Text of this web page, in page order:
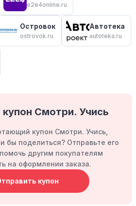
e2e4online.ru
Островок
ostrovok.ru
Автотека
autoteka.ru
Смотри. Учись
купон Смотри. Учись,
бы поделиться? Отправьте его
другим покупателям
на оформлении заказа.
купон